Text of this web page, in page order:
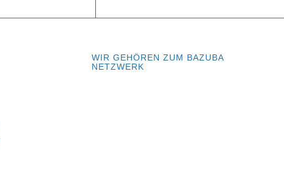
WIR GEHÖREN ZUM BAZUBA
NETZWERK